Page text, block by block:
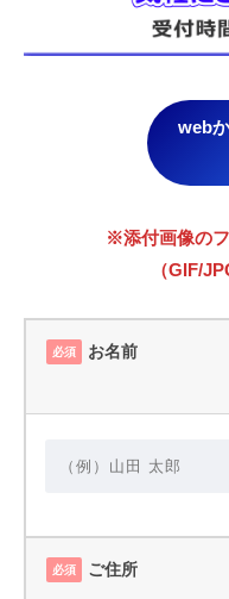
web
※添付画像のフ
（GIF/
必須 お名前
必須 ご住所